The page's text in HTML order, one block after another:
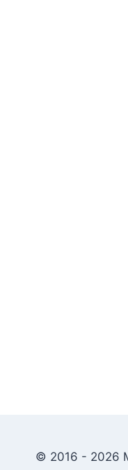
© 2016 - 2026